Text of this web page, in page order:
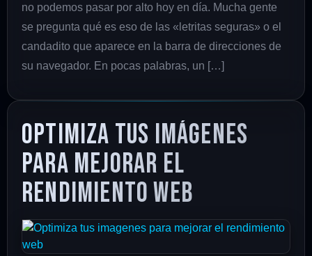
no podemos pasar por alto hoy en día. Mucha gente
se pregunta qué es eso de las «letritas seguras» o el
candadito que aparece en la barra de direcciones de
su navegador. En pocas palabras, un […]
Optimiza tus imágenes
para mejorar el
rendimiento web